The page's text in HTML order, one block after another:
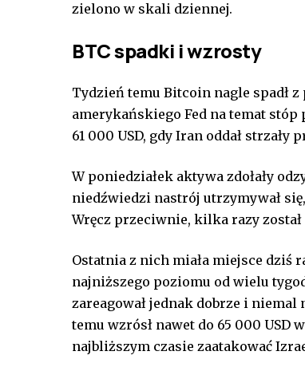
zielono w skali dziennej.
BTC spadki i wzrosty
Tydzień temu Bitcoin nagle spadł z
amerykańskiego Fed na temat
61 000 USD, gdy Iran oddał
W poniedziałek aktywa zdołały
niedźwiedzi nastrój utrzymywał
Wręcz przeciwnie, kilka razy
Ostatnia z nich miała miejsce dziś
najniższego poziomu od wielu
zareagował jednak dobrze i
temu wzrósł nawet do 65 000
najbliższym czasie zaatakować